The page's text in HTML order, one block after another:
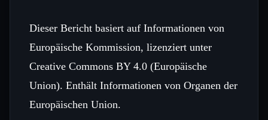
Dieser Bericht basiert auf Informationen von
Europäische Kommission, lizenziert unter
Creative Commons BY 4.0 (Europäische
Union). Enthält Informationen von Organen der
Europäischen Union.